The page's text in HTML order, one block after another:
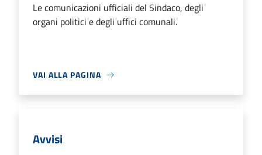
Le comunicazioni ufficiali del Sindaco, degli
organi politici e degli uffici comunali.
VAI ALLA PAGINA
Avvisi